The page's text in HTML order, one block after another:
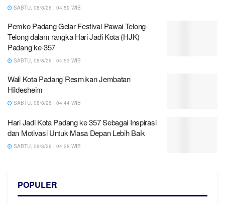
SABTU, 08/8/26 | 04:59 WIB
Pemko Padang Gelar Festival Pawai Telong-
Telong dalam rangka Hari Jadi Kota (HJK)
Padang ke-357
SABTU, 08/8/26 | 04:53 WIB
Wali Kota Padang Resmikan Jembatan
Hildesheim
SABTU, 08/8/26 | 04:44 WIB
Hari Jadi Kota Padang ke 357 Sebagai Inspirasi
dan Motivasi Untuk Masa Depan Lebih Baik
SABTU, 08/8/26 | 04:28 WIB
POPULER